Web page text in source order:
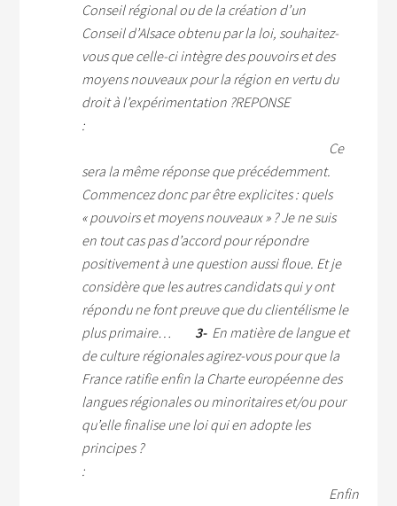
Conseil régional ou de la création d’un
Conseil d’Alsace obtenu par la loi, souhaitez-
vous que celle-ci intègre des pouvoirs et des
moyens nouveaux pour la région en vertu du
droit à l’expérimentation ?REPONSE
Ce
sera la même réponse que précédemment.
Commencez donc par être explicites : quels
« pouvoirs et moyens nouveaux » ? Je ne suis
en tout cas pas d’accord pour répondre
positivement à une question aussi floue. Et je
considère que les autres candidats qui y ont
répondu ne font preuve que du clientélisme le
plus primaire… 3-En matière de langue et
de culture régionales agirez-vous pour que la
France ratifie enfin la Charte européenne des
langues régionales ou minoritaires et/ou pour
qu’elle finalise une loi qui en adopte les
Enfin